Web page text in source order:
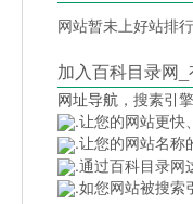
网站暂未上好站排
加入百科目录网
网址导航 ，搜素引
.让您的网站更快
.让您的网站名称
.通过百科目录网
.如您网站被搜索